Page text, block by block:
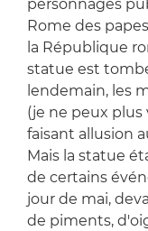
personnages
Rome des
la République
statue est
lendemain, les
(je ne peux plus
faisant allusion
Mais la statue
de certains
jour de mai,
de piments,